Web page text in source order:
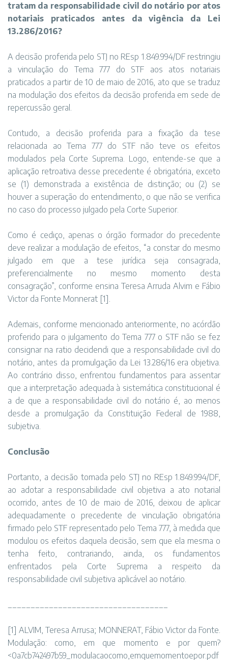
tratam da responsabilidade civil do notário por atos
notariais praticados antes da vigência da Lei
13.286/2016?
A decisão proferida pelo STJ no REsp 1.849.994/DF restringiu
a vinculação do Tema 777 do STF aos atos notariais
praticados a partir de 10 de maio de 2016, ato que se traduz
na modulação dos efeitos da decisão proferida em sede de
repercussão geral.
Contudo, a decisão proferida para a fixação da tese
relacionada ao Tema 777 do STF não teve os efeitos
modulados pela Corte Suprema. Logo, entende-se que a
aplicação retroativa desse precedente é obrigatória, exceto
se (1) demonstrada a existência de distinção; ou (2) se
houver a superação do entendimento, o que não se verifica
no caso do processo julgado pela Corte Superior.
Como é cediço, apenas o órgão formador do precedente
deve realizar a modulação de efeitos, “a constar do mesmo
julgado em que a tese jurídica seja consagrada,
preferencialmente no mesmo momento desta
consagração”, conforme ensina Teresa Arruda Alvim e Fábio
Victor da Fonte Monnerat [1].
Ademais, conforme mencionado anteriormente, no acórdão
proferido para o julgamento do Tema 777 o STF não se fez
consignar na ratio decidendi que a responsabilidade civil do
notário, antes da promulgação da Lei 13.286/16 era objetiva.
Ao contrário disso, enfrentou fundamentos para assentar
que a interpretação adequada à sistemática constitucional é
a de que a responsabilidade civil do notário é, ao menos
desde a promulgação da Constituição Federal de 1988,
subjetiva.
Conclusão
Portanto, a decisão tomada pelo STJ no REsp 1.849.994/DF,
ao adotar a responsabilidade civil objetiva a ato notarial
ocorrido, antes de 10 de maio de 2016, deixou de aplicar
adequadamente o precedente de vinculação obrigatória
firmado pelo STF representado pelo Tema 777, à medida que
modulou os efeitos daquela decisão, sem que ela mesma o
tenha feito, contrariando, ainda, os fundamentos
enfrentados pela Corte Suprema a respeito da
responsabilidade civil subjetiva aplicável ao notário.
[1] ALVIM, Teresa Arrusa; MONNERAT, Fábio Victor da Fonte.
Modulação: como, em que momento e por quem?
<0a7cb742497b59_modulacaocomo,emquemomentoepor.pdf